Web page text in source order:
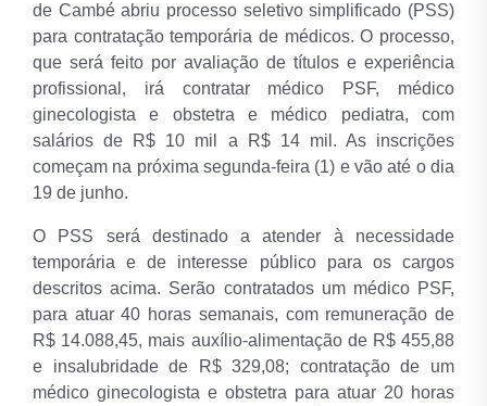
de Cambé abriu processo seletivo simplificado (PSS)
para contratação temporária de médicos. O processo,
que será feito por avaliação de títulos e experiência
profissional, irá contratar médico PSF, médico
ginecologista e obstetra e médico pediatra, com
salários de R$ 10 mil a R$ 14 mil. As inscrições
começam na próxima segunda-feira (1) e vão até o dia
19 de junho.
O PSS será destinado a atender à necessidade
temporária e de interesse público para os cargos
descritos acima. Serão contratados um médico PSF,
para atuar 40 horas semanais, com remuneração de
R$ 14.088,45, mais auxílio-alimentação de R$ 455,88
e insalubridade de R$ 329,08; contratação de um
médico ginecologista e obstetra para atuar 20 horas